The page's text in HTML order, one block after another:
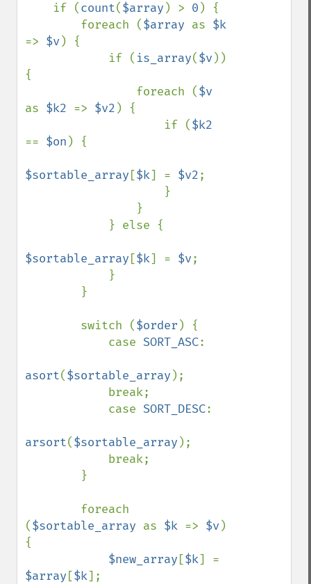
    if (
count($array ) > 0 ) {
        foreach (
$array as
=> $v) {
            if (
is_array($v))
{
                foreach (
as $k2 => $v2 ) {
                    if (
== $on ) {
$sortable_array [$k] = $v2;
$sortable_array [$k] = $v;
        switch (
$order ) {
            case
SORT_ASC:
asort($sortable_array );
            case
SORT_DESC:
arsort($sortable_array );
($sortable_array as $k => $v)
{
$new_array [$k
$array [$k];